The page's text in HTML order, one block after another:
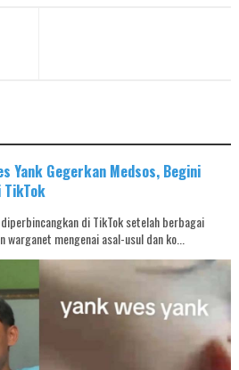
Yank Gegerkan Medsos, Begini
TikTok
di TikTok setelah berbagai
warganet mengenai asal-usul dan ko...